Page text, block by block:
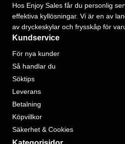
Hos Enjoy Sales får du personlig
effektiva kyllösningar. Vi är en av
av dryckeskylar och frysskåp för
Kundservice
För nya kunder
Så handlar du
Söktips
Leverans
Betalning
Köpvillkor
Säkerhet & Cookies